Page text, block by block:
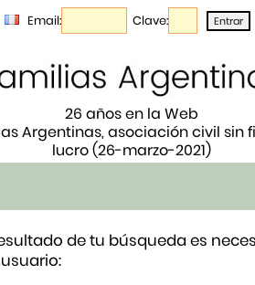
Email: Clave:
26 años en la Web
Argentinas, asociación civil sin
lucro (26-marzo-2021)
de tu búsqueda es